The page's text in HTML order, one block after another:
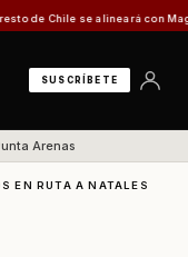
Chile se alineará con
SUSCRÍBETE
Arenas
EN RUTA A NATALES